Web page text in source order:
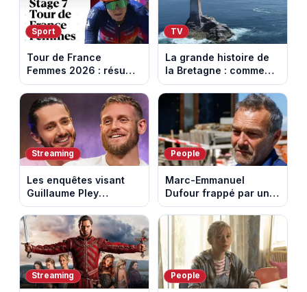
Sport
Tour de France
Femmes 2026 : résumé
vidéo de la 7e étape
avec l'ascension du
Mont Ventoux
TV
La grande histoire de
la Bretagne : comment
les Bretons ont
défendu leur culture
au fil des décennies
Streaming
Les enquêtes visant
Guillaume Pley
poussent Ragnar Le
Breton à quitter la
tournée Legend
People
Marc-Emmanuel
Dufour frappé par un
terrible incendie : son
chalet part en fumée
Streaming People